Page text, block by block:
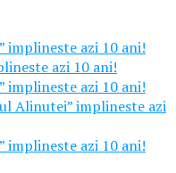
implineste azi 10 ani!
azi 10 ani!
implineste azi 10 ani!
Alinutei” implineste azi
implineste azi 10 ani!